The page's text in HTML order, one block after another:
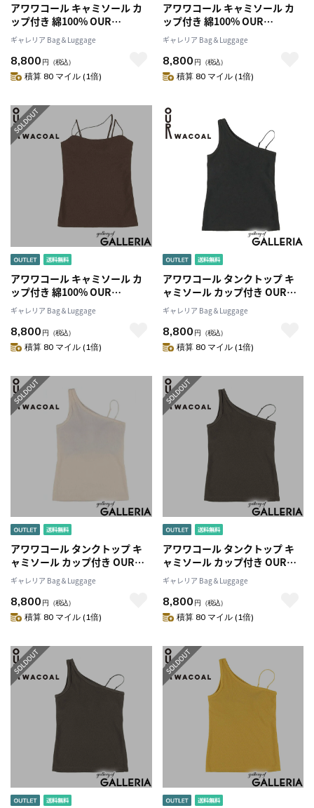
アワワコール キャミソール カ
ップ付き 綿100% OUR
WACOAL インナーウェア パッ
ト キャミ ノンワイヤー アンダ
ーゴムなし シンプル 無地 トッ
プス ブラトップ おしゃれ カッ
ギャレリア Bag＆Luggage
8,800 円 （税込）
積算 80 マイル (1倍)
アワワコール キャミソール カ
ップ付き 綿100% OUR
WACOAL インナーウェア パッ
ト キャミ ノンワイヤー アンダ
ーゴムなし シンプル 無地 トッ
プス ブラトップ おしゃれ カッ
ギャレリア Bag＆Luggage
8,800 円 （税込）
積算 80 マイル (1倍)
アワワコール キャミソール カ
ップ付き 綿100% OUR
WACOAL インナーウェア パッ
ト キャミ ノンワイヤー アンダ
ーゴムなし シンプル 無地 トッ
プス ブラトップ おしゃれ カッ
ギャレリア Bag＆Luggage
8,800 円 （税込）
積算 80 マイル (1倍)
アワワコール タンクトップ キ
ャミソール カップ付き OUR
WACOAL トップス インナーウ
ェア パット キャミ ノンワイヤ
ー アンダーゴムなし シンプル
無地 ブラトップ おしゃれ カッ
ギャレリア Bag＆Luggage
8,800 円 （税込）
積算 80 マイル (1倍)
アワワコール タンクトップ キ
ャミソール カップ付き OUR
WACOAL トップス インナーウ
ェア パット キャミ ノンワイヤ
ー アンダーゴムなし シンプル
無地 ブラトップ おしゃれ カッ
ギャレリア Bag＆Luggage
8,800 円 （税込）
積算 80 マイル (1倍)
アワワコール タンクトップ キ
ャミソール カップ付き OUR
WACOAL トップス インナーウ
ェア パット キャミ ノンワイヤ
ー アンダーゴムなし シンプル
無地 ブラトップ おしゃれ カッ
ギャレリア Bag＆Luggage
8,800 円 （税込）
積算 80 マイル (1倍)